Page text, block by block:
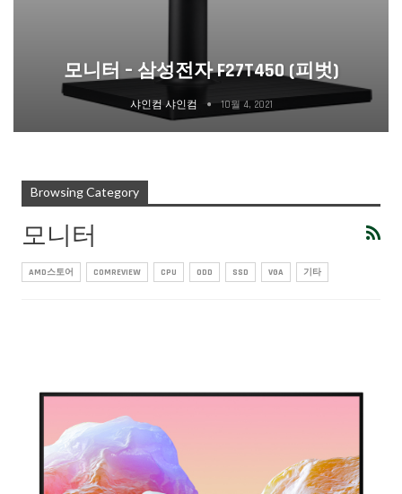
모니터 – 삼성전자 F27T450 (피벗)
샤인컴 샤인컴 10월 4, 2021
Browsing Category
모니터
AMD스토어 COMREVIEW CPU ODD SSD VGA 기타